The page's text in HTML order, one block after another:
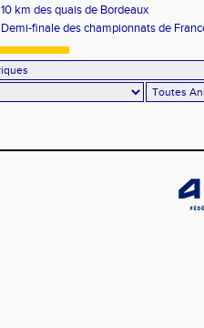
10 km des quais de Bordeaux
Demi-finale des championnats de